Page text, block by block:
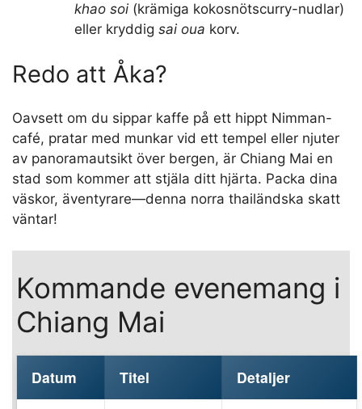
khao soi(krämiga kokosnötscurry-nudlar)
eller kryddig sai oua korv.
Redo att Åka?
Oavsett om du sippar kaffe på ett hippt Nimman-
café, pratar med munkar vid ett tempel eller njuter
av panoramautsikt över bergen, är Chiang Mai en
stad som kommer att stjäla ditt hjärta. Packa dina
väskor, äventyrare—denna norra thailändska skatt
väntar!
Kommande evenemang i
Chiang Mai
Datum Titel Detaljer